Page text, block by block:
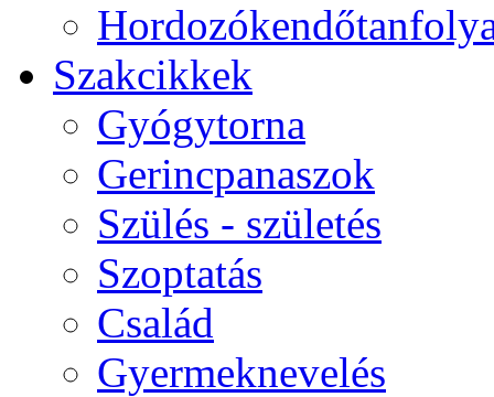
Szakcikkek
Gyógytorna
Gerincpanaszok
Szülés - születés
Szoptatás
Család
Gyermeknevelés